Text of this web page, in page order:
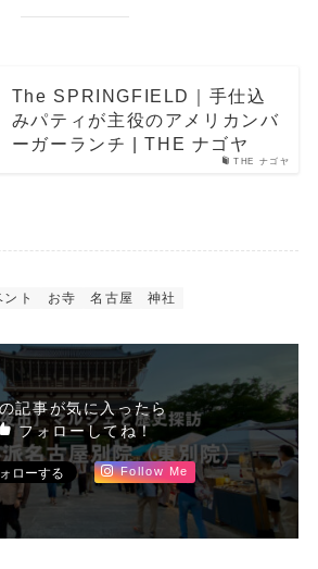
THE ナゴヤ
The SPRINGFIELD｜手仕込
みパティが主役のアメリカンバ
ーガーランチ | THE ナゴヤ
ント お寺 名古屋 神社
記事が気に入ったら
フォローしてね！
Follow Me